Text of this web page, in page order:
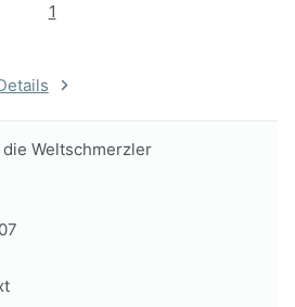
1
die Weltschmerzler